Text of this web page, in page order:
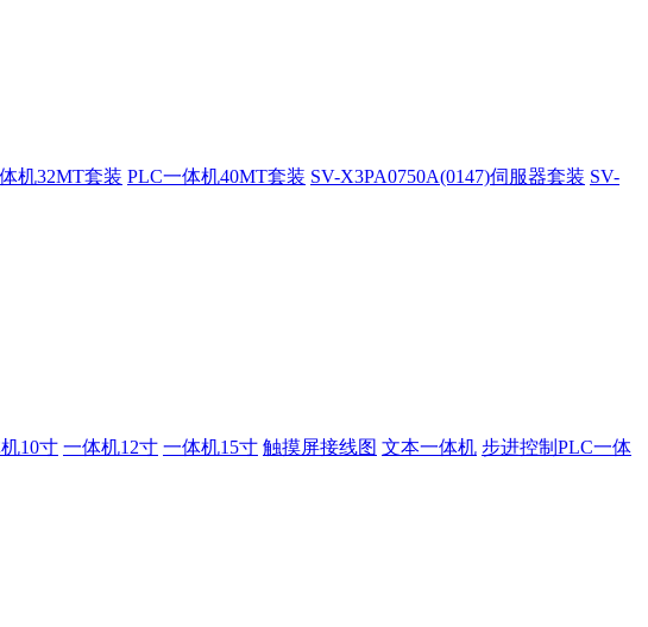
机32MT套装 PLC一体机40MT套装 SV-X3PA0750A(0147)伺服器套装 SV-
10寸 一体机12寸 一体机15寸 触摸屏接线图 文本一体机 步进控制PLC一体